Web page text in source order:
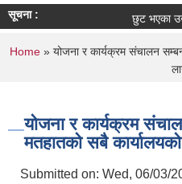
सूचना : छुट भएका उखु
You are here
Home» योजना र कार्यक्रम संचालन
योजना र कार्यक्रम
मतहातको सबै कार्यालयको
Submitted on: Wed, 06/03/